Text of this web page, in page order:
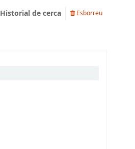
Historial de cerca Esborreu